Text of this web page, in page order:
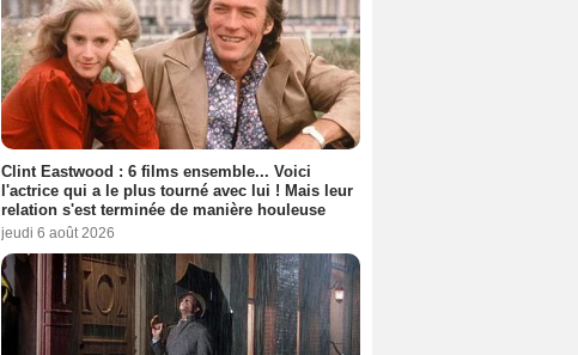
Clint Eastwood : 6 films ensemble... Voici
l'actrice qui a le plus tourné avec lui ! Mais leur
relation s'est terminée de manière houleuse
jeudi 6 août 2026